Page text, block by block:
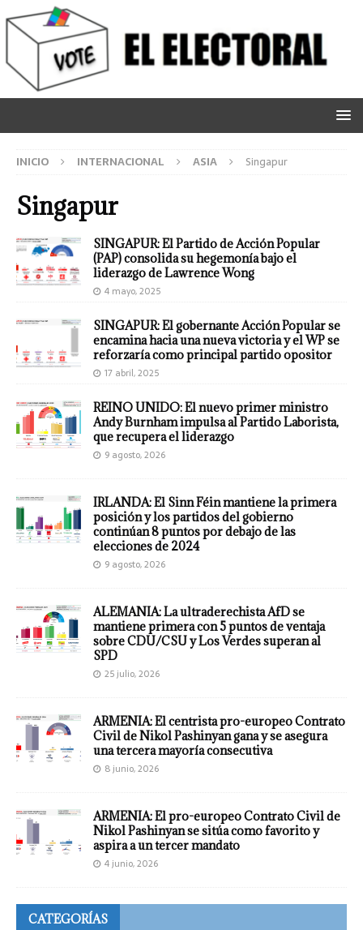
INICIO INTERNACIONAL ASIA Singapur
Singapur
SINGAPUR: El Partido de Acción Popular
(PAP) consolida su hegemonía bajo el
liderazgo de Lawrence Wong
4 mayo, 2025
SINGAPUR: El gobernante Acción Popular se
encamina hacia una nueva victoria y el WP se
reforzaría como principal partido opositor
17 abril, 2025
REINO UNIDO: El nuevo primer ministro
Andy Burnham impulsa al Partido Laborista,
que recupera el liderazgo
9 agosto, 2026
IRLANDA: El Sinn Féin mantiene la primera
posición y los partidos del gobierno
continúan 8 puntos por debajo de las
elecciones de 2024
9 agosto, 2026
ALEMANIA: La ultraderechista AfD se
mantiene primera con 5 puntos de ventaja
sobre CDU/CSU y Los Verdes superan al
SPD
25 julio, 2026
ARMENIA: El centrista pro-europeo Contrato
Civil de Nikol Pashinyan gana y se asegura
una tercera mayoría consecutiva
8 junio, 2026
ARMENIA: El pro-europeo Contrato Civil de
Nikol Pashinyan se sitúa como favorito y
aspira a un tercer mandato
4 junio, 2026
CATEGORÍAS